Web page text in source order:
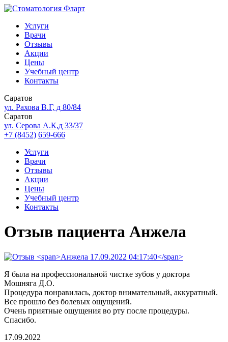
Услуги
Врачи
Отзывы
Акции
Цены
Учебный центр
Контакты
Саратов
ул. Рахова В.Г, д 80/84
Саратов
ул. Серова А.К,д 33/37
+7 (8452) 659-666
Услуги
Врачи
Отзывы
Акции
Цены
Учебный центр
Контакты
Отзыв пациента Анжела
Я была на профессиональной чистке зубов у доктора
Мошняга Д.О.
Процедура понравилась, доктор внимательный, аккуратный.
Все прошло без болевых ощущений.
Очень приятные ощущения во рту после процедуры.
Спасибо.
17.09.2022